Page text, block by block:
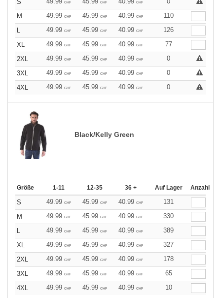
S CHF CHF CHF
M
49.99 CHF 45.99 CHF 40.99 CHF
110
L
49.99 CHF 45.99 CHF 40.99 CHF
126
XL
49.99 CHF 45.99 CHF 40.99 CHF
77
2XL
49.99 CHF 45.99 CHF 40.99 CHF
0
3XL
49.99 CHF 45.99 CHF 40.99 CHF
0
4XL
49.99 CHF 45.99 CHF 40.99 CHF 0
Black/Kelly Green
Größe 1-11 12-35 36 + Auf Lager Anzahl
S 49.99 CHF 45.99 CHF 40.99 CHF
131
M
49.99 CHF 45.99 CHF 40.99 CHF
330
L
49.99 CHF 45.99 CHF 40.99 CHF
389
XL
49.99 CHF 45.99 CHF 40.99 CHF
327
2XL
49.99 CHF 45.99 CHF 40.99 CHF
178
3XL
49.99 CHF 45.99 CHF 40.99 CHF
65
4XL
49.99 CHF 45.99 CHF 40.99 CHF 10